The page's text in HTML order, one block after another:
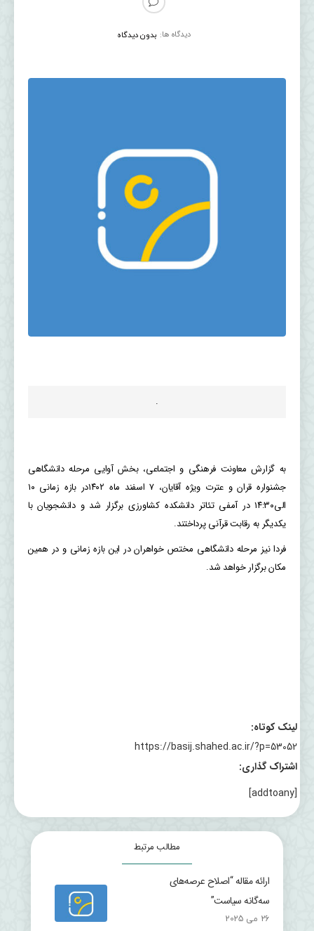
دیدگاه ها: بدون دیدگاه
.
به گزارش معاونت فرهنگی و اجتماعی، بخش آوایی مرحله دانشگاهی
جشنواره قران و عترت ویژه آقایان، ۷ اسفند ماه ۱۴۰۲در بازه زمانی ۱۰
الی۱۴:۳۰ در آمفی تئاتر دانشکده کشاورزی برگزار شد و دانشجویان با
یکدیگر به رقابت قرآنی پرداختند.
فردا نیز مرحله دانشگاهی مختص خواهران در این بازه زمانی و در همین
مکان برگزار خواهد شد.
لینک کوتاه:
https://basij.shahed.ac.ir/?p=53052
اشتراک گذاری:
[addtoany]
مطالب مرتبط
ارائه مقاله “اصلاح عرصه‌های
سه‌گانه سیاست”
26 می 2025